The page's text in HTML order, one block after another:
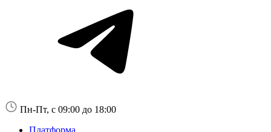
Пн-Пт, с 09:00 до 18:00
Платформа